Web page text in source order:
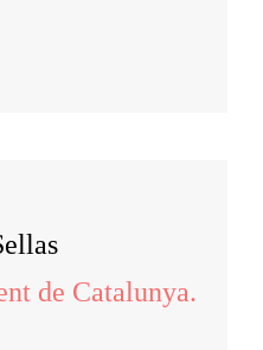
de Catalunya.